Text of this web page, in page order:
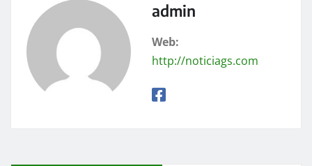
admin
Web:
http://noticiags.com